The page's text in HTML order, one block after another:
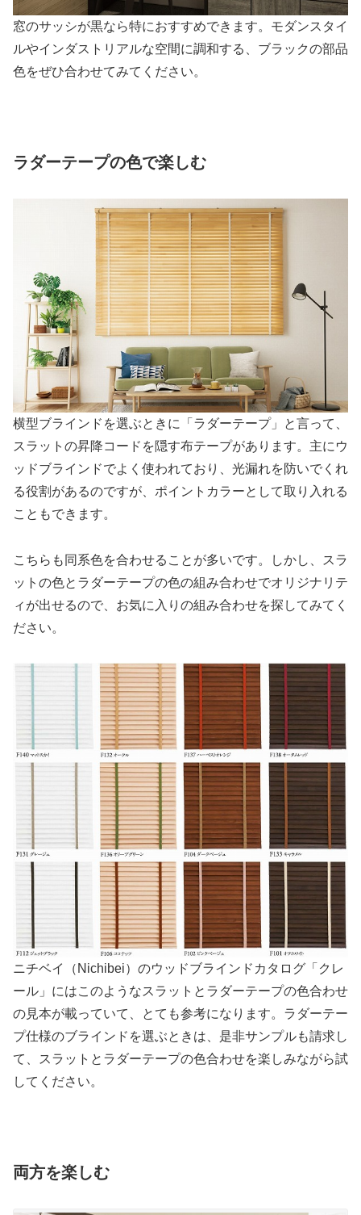
窓のサッシが黒なら特におすすめできます。モダンスタイ
ルやインダストリアルな空間に調和する、ブラックの部品
色をぜひ合わせてみてください。
ラダーテープの色で楽しむ
横型ブラインドを選ぶときに「ラダーテープ」と言って、
スラットの昇降コードを隠す布テープがあります。主にウ
ッドブラインドでよく使われており、光漏れを防いでくれ
る役割があるのですが、ポイントカラーとして取り入れる
こともできます。
こちらも同系色を合わせることが多いです。しかし、スラ
ットの色とラダーテープの色の組み合わせでオリジナリテ
ィが出せるので、お気に入りの組み合わせを探してみてく
ださい。
ニチベイ（Nichibei）のウッドブラインドカタログ「クレ
ール」にはこのようなスラットとラダーテープの色合わせ
の見本が載っていて、とても参考になります。ラダーテー
プ仕様のブラインドを選ぶときは、是非サンプルも請求し
て、スラットとラダーテープの色合わせを楽しみながら試
してください。
両方を楽しむ